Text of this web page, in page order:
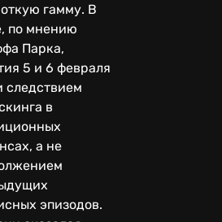
гамму. В
по мнению
Парка,
5 и 6 февраля
следствием
в
а не
эпизодов.